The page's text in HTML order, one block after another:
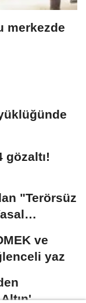
merkezde
gözaltı!
"Terörsüz
ve
yaz